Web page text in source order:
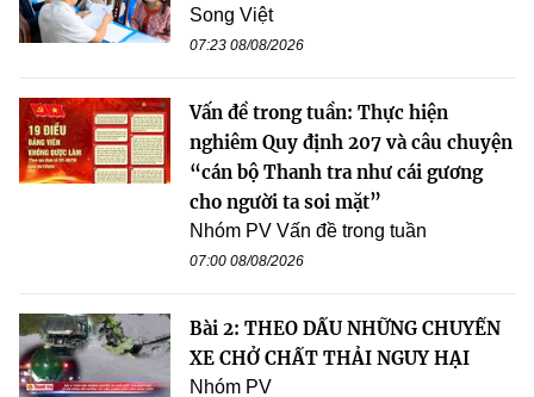
Song Việt
07:23 08/08/2026
Vấn đề trong tuần: Thực hiện
nghiêm Quy định 207 và câu chuyện
“cán bộ Thanh tra như cái gương
cho người ta soi mặt”
Nhóm PV Vấn đề trong tuần
07:00 08/08/2026
Bài 2: THEO DẤU NHỮNG CHUYẾN
XE CHỞ CHẤT THẢI NGUY HẠI
Nhóm PV